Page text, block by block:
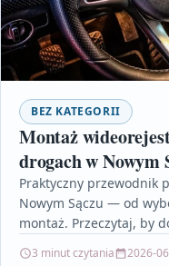
BEZ KATEGORII
Montaż
drogach w Nowym
Praktyczny przewodnik
Nowym Sączu — od
montaż. Przeczytaj, by
3 minut czytania 2026-